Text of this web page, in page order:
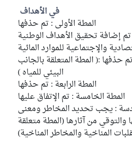
في الأهداف
المطة الأولى : تم حذفها
تم إضافة تحقيق الأهداف الوطنية
والإجتماعية للموارد المائية
حذفها :( المطة المتعلقة بالجانب
البيئي للمياه )
المطة الرابعة : تم حذفها
المطة الخامسة : تم الإتفاق عليها
: يجب تحديد المخاطر ومعنى
والتوقي من آثارها (المطة متعلقة
المناخية والمخاطر المناخية)